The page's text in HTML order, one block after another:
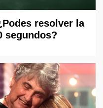
resolver la
segundos?